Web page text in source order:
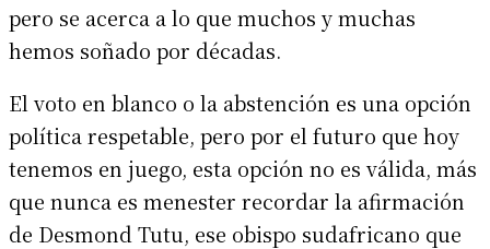
pero se acerca a lo que muchos y muchas
hemos soñado por décadas.
El voto en blanco o la abstención es una opción
política respetable, pero por el futuro que hoy
tenemos en juego, esta opción no es válida, más
que nunca es menester recordar la afirmación
de Desmond Tutu, ese obispo sudafricano que